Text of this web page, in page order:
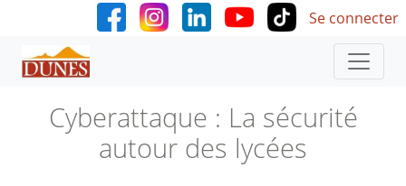
Aller au contenu principal User
Se connecter
Cyberattaque : La sécurité
autour des lycées